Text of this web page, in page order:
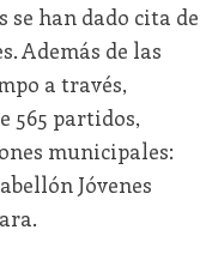
se han dado cita de
Además de las
a través,
565 partidos,
municipales:
Jóvenes